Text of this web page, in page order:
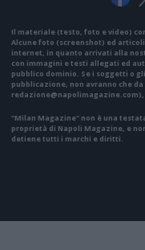
Il materiale (testo, foto e video)
Alcune foto (screenshot) ed
internet, in quanto arrivati alla
con immagini e testi allegati ed
pubblico dominio. Se i soggetti o
pubblicazione, non avranno che
redazione@napolimagazine.com
"Milan Magazine" non è una
proprietà di Napoli Magazine, e
detiene tutti i marchi e diritti.